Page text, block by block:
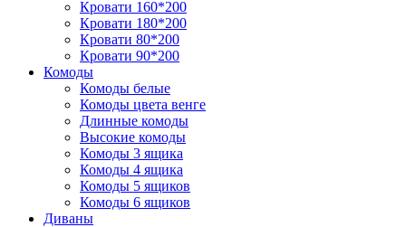
Кровати 160*200
Кровати 180*200
Кровати 80*200
Кровати 90*200
Комоды
Комоды белые
Комоды цвета венге
Длинные комоды
Высокие комоды
Комоды 3 ящика
Комоды 4 ящика
Комоды 5 ящиков
Комоды 6 ящиков
Диваны